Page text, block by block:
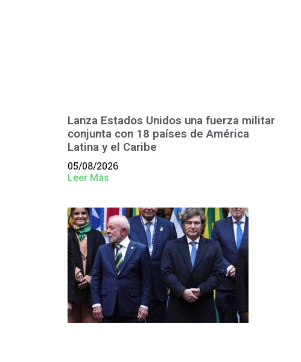
Lanza Estados Unidos una fuerza militar
conjunta con 18 países de América
Latina y el Caribe
05/08/2026
Leer Más